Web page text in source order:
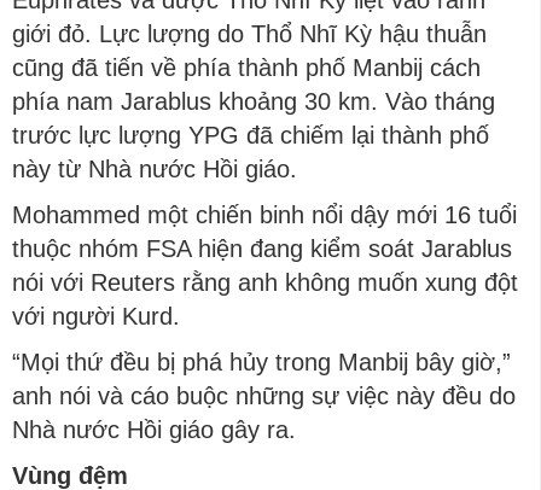
giới đỏ. Lực lượng do Thổ Nhĩ Kỳ hậu thuẫn
cũng đã tiến về phía thành phố Manbij cách
phía nam Jarablus khoảng 30 km. Vào tháng
trước lực lượng YPG đã chiếm lại thành phố
này từ Nhà nước Hồi giáo.
Mohammed một chiến binh nổi dậy mới 16 tuổi
thuộc nhóm FSA hiện đang kiểm soát Jarablus
nói với Reuters rằng anh không muốn xung đột
với người Kurd.
“Mọi thứ đều bị phá hủy trong Manbij bây giờ,”
anh nói và cáo buộc những sự việc này đều do
Nhà nước Hồi giáo gây ra.
Vùng đệm